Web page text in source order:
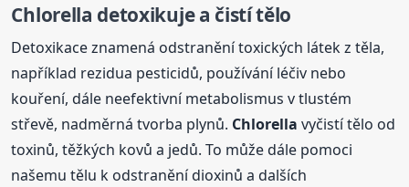
Chlorella detoxikuje a čistí tělo
Detoxikace znamená odstranění toxických látek z těla,
například rezidua pesticidů, používání léčiv nebo
kouření, dále neefektivní metabolismus v tlustém
střevě, nadměrná tvorba plynů. Chlorella vyčistí tělo od
toxinů, těžkých kovů a jedů. To může dále pomoci
našemu tělu k odstranění dioxinů a dalších